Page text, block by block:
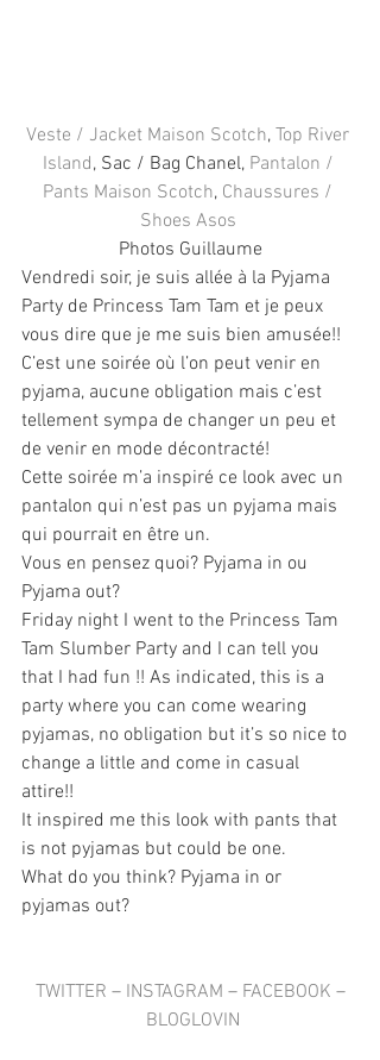
Veste / Jacket Maison Scotch, Top River
Island, Sac / Bag Chanel, Pantalon /
Pants Maison Scotch, Chaussures /
Shoes Asos
Photos Guillaume
Vendredi soir, je suis allée à la Pyjama
Party de Princess Tam Tam et je peux
vous dire que je me suis bien amusée!!
C’est une soirée où l’on peut venir en
pyjama, aucune obligation mais c’est
tellement sympa de changer un peu et
de venir en mode décontracté!
Cette soirée m’a inspiré ce look avec un
pantalon qui n’est pas un pyjama mais
qui pourrait en être un.
Vous en pensez quoi? Pyjama in ou
Pyjama out?
Friday night I went to the Princess Tam
Tam Slumber Party and I can tell you
that I had fun !! As indicated, this is a
party where you can come wearing
pyjamas, no obligation but it’s so nice to
change a little and come in casual
attire!!
It inspired me this look with pants that
is not pyjamas but could be one.
What do you think? Pyjama in or
pyjamas out?
TWITTER – INSTAGRAM – FACEBOOK –
BLOGLOVIN